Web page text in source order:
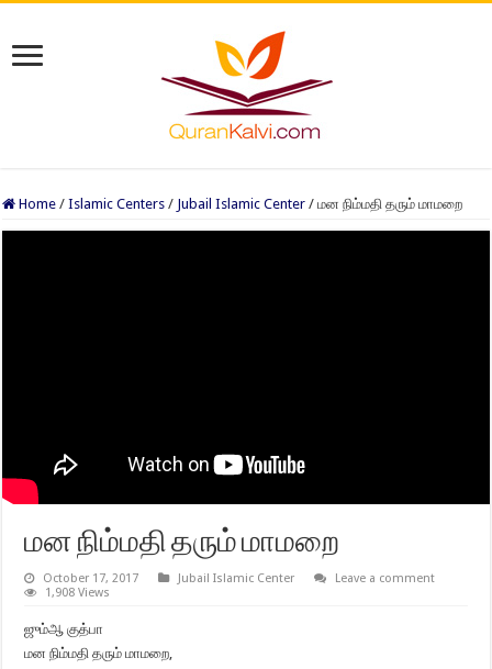
Home / Islamic Centers / Jubail Islamic Center / மன நிம்மதி தரும் மாமறை
மன நிம்மதி தரும் மாமறை
October 17, 2017 Jubail Islamic Center
Leave a comment
1,908 Views
ஜும்ஆ குத்பா
மன நிம்மதி தரும் மாமறை,